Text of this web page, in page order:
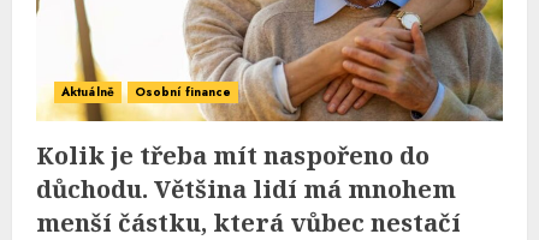
Aktuálně Osobní finance
Kolik je třeba mít naspořeno do
důchodu. Většina lidí má mnohem
menší částku, která vůbec nestačí